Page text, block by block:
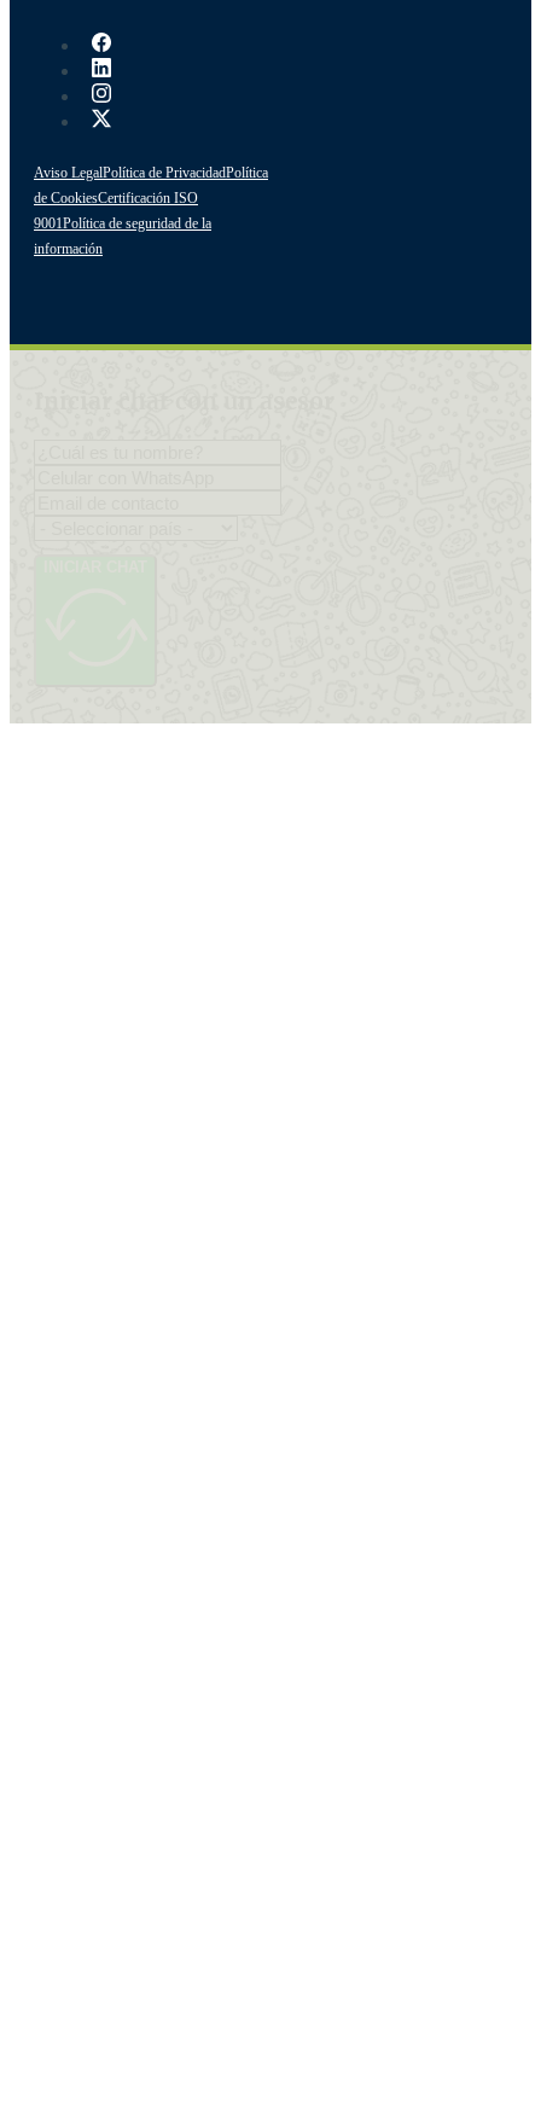
Aviso LegalPolítica de PrivacidadPolítica
de CookiesCertificación ISO
9001Política de seguridad de la
información